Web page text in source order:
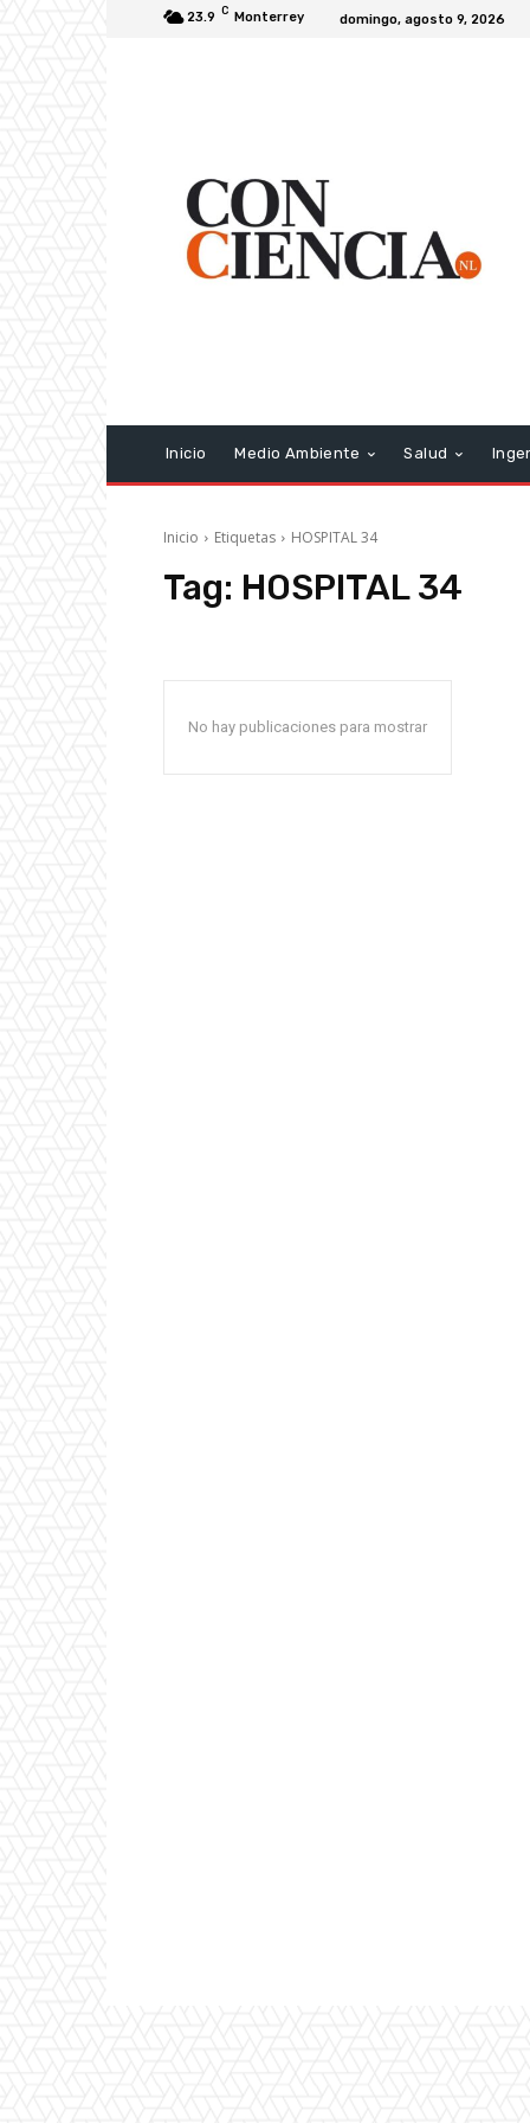
23.9 C Monterrey domingo, agosto 9, 2026
Inicio Medio Ambiente Salud
Inicio Etiquetas HOSPITAL 34
Tag: HOSPITAL 34
No hay publicaciones para mostrar